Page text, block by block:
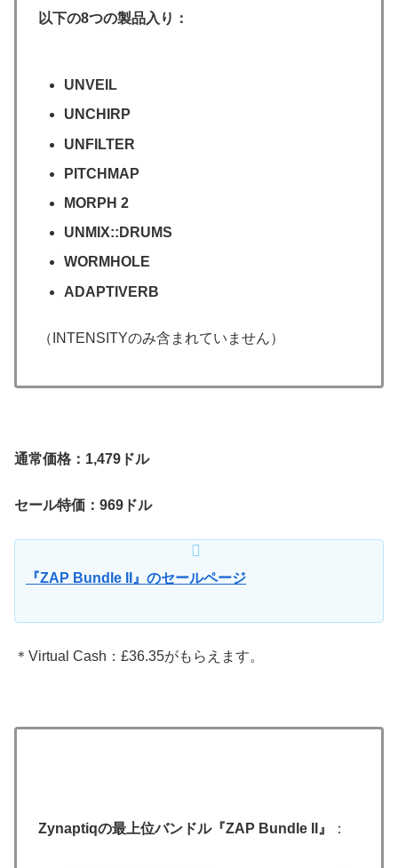
以下の8つの製品入り：
UNVEIL
UNCHIRP
UNFILTER
PITCHMAP
MORPH 2
UNMIX::DRUMS
WORMHOLE
ADAPTIVERB
（INTENSITYのみ含まれていません）
通常価格：1,479ドル
セール特価：969ドル
『ZAP Bundle II』のセールページ
＊Virtual Cash：£36.35がもらえます。
Zynaptiqの最上位バンドル『ZAP Bundle II』 ：